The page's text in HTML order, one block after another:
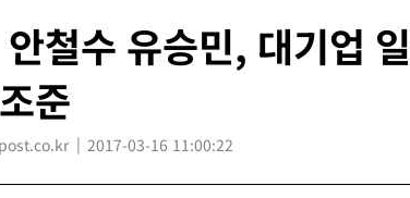
철수 유승민, 대기업 일
준
2017-03-16 11:00:22